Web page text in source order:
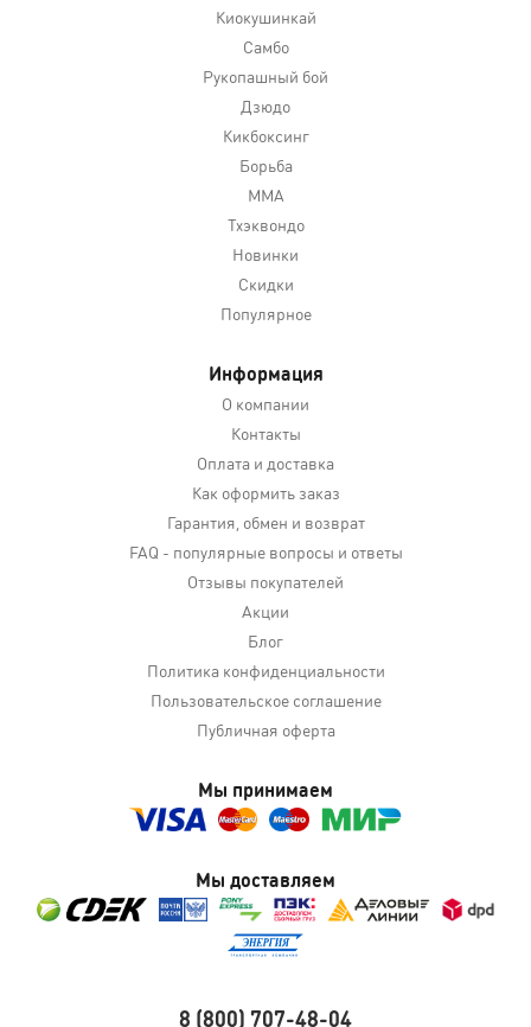
Киокушинкай
Самбо
Рукопашный бой
Дзюдо
Кикбоксинг
Борьба
MMA
Тхэквондо
Новинки
Скидки
Популярное
Информация
О компании
Контакты
Оплата и доставка
Как оформить заказ
Гарантия, обмен и возврат
FAQ - популярные вопросы и ответы
Отзывы покупателей
Акции
Блог
Политика конфиденциальности
Пользовательское соглашение
Публичная оферта
Мы принимаем
Мы доставляем
8 (800) 707-48-04